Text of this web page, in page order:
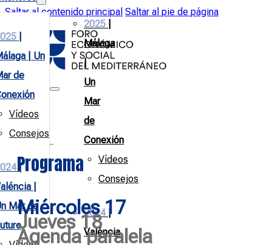
Saltar al contenido principal Saltar al pie de página
| Un
de
Vídeos
Consejos
|
|
Mar de
2025
Málaga
|
Un
Mar
de
Conexión
Vídeos
Consejos
2024|
Valéncia
Programa
Miércoles 17
Jueves 18
Agenda paralela